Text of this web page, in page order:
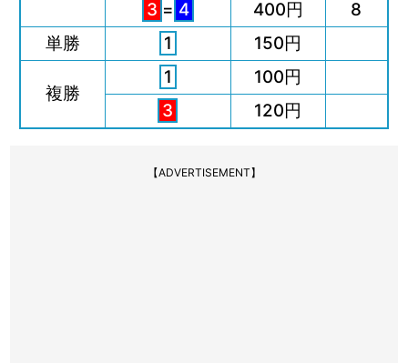
3 = 4 400円
8
単勝
1 150円
複勝
1
100円
3
120円
【ADVERTISEMENT】